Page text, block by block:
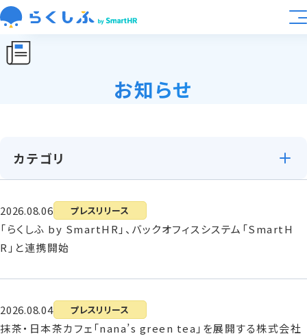
らくしふラボ お知らせ
業種別活用
導入事例
資料ライブラリ
お知らせ
2026.08.06 プレスリリース
「らくしふ by SmartHR」、バックオフィスシステム「SmartH
R」と連携開始
2026.08.04 プレスリリース
抹茶・日本茶カフェ「nana’s green tea」を展開する株式会社
カテゴリ